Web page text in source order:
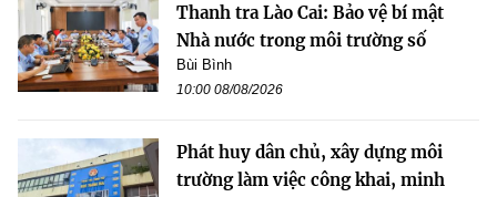
Thanh tra Lào Cai: Bảo vệ bí mật
Nhà nước trong môi trường số
Bùi Bình
10:00 08/08/2026
Phát huy dân chủ, xây dựng môi
trường làm việc công khai, minh